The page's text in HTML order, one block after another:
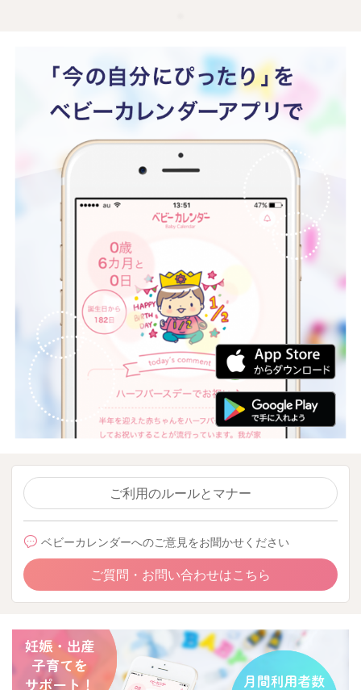
ご利用のルールとマナー
ベビーカレンダーへのご意見をお聞かせください
ご質問・お問い合わせはこちら